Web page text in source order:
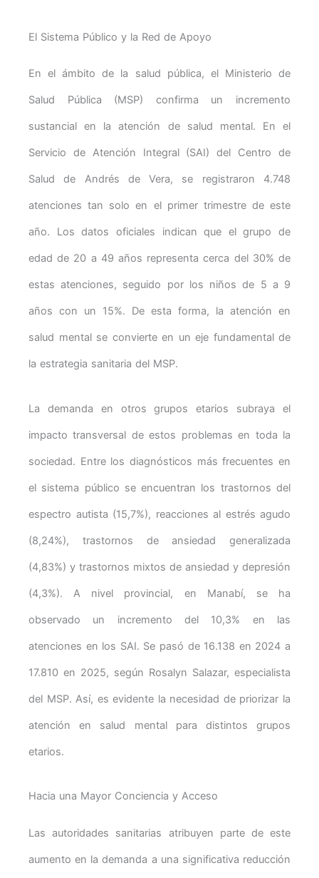
El Sistema Público y la Red de Apoyo
En el ámbito de la salud pública, el Ministerio de
Salud Pública (MSP) confirma un incremento
sustancial en la atención de salud mental. En el
Servicio de Atención Integral (SAI) del Centro de
Salud de Andrés de Vera, se registraron 4.748
atenciones tan solo en el primer trimestre de este
año. Los datos oficiales indican que el grupo de
edad de 20 a 49 años representa cerca del 30% de
estas atenciones, seguido por los niños de 5 a 9
años con un 15%. De esta forma, la atención en
salud mental se convierte en un eje fundamental de
la estrategia sanitaria del MSP.
La demanda en otros grupos etarios subraya el
impacto transversal de estos problemas en toda la
sociedad. Entre los diagnósticos más frecuentes en
el sistema público se encuentran los trastornos del
espectro autista (15,7%), reacciones al estrés agudo
(8,24%), trastornos de ansiedad generalizada
(4,83%) y trastornos mixtos de ansiedad y depresión
(4,3%). A nivel provincial, en Manabí, se ha
observado un incremento del 10,3% en las
atenciones en los SAI. Se pasó de 16.138 en 2024 a
17.810 en 2025, según Rosalyn Salazar, especialista
del MSP. Así, es evidente la necesidad de priorizar la
atención en salud mental para distintos grupos
etarios.
Hacia una Mayor Conciencia y Acceso
Las autoridades sanitarias atribuyen parte de este
aumento en la demanda a una significativa reducción